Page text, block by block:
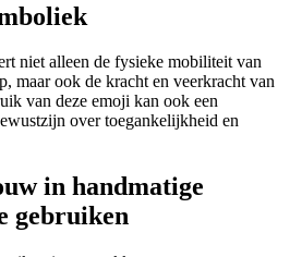
niet alleen de fysieke mobiliteit van
maar ook de kracht en veerkracht van
van deze emoji kan ook een
over toegankelijkheid en
in handmatige
gebruiken